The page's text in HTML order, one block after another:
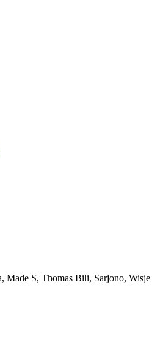
Made S, Thomas Bili, Sarjono,